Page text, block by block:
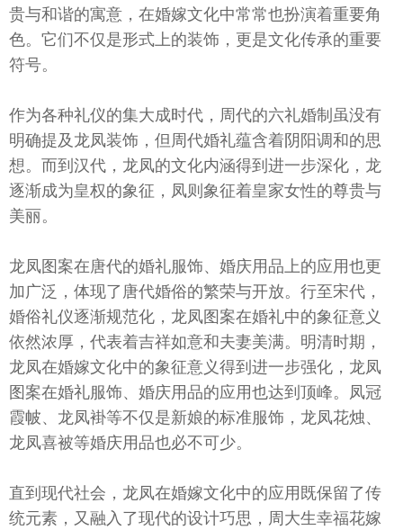
贵与和谐的寓意，在婚嫁文化中常常也扮演着重要角
色。它们不仅是形式上的装饰，更是文化传承的重要
符号。
作为各种礼仪的集大成时代，周代的六礼婚制虽没有
明确提及龙凤装饰，但周代婚礼蕴含着阴阳调和的思
想。而到汉代，龙凤的文化内涵得到进一步深化，龙
逐渐成为皇权的象征，凤则象征着皇家女性的尊贵与
美丽。
龙凤图案在唐代的婚礼服饰、婚庆用品上的应用也更
加广泛，体现了唐代婚俗的繁荣与开放。行至宋代，
婚俗礼仪逐渐规范化，龙凤图案在婚礼中的象征意义
依然浓厚，代表着吉祥如意和夫妻美满。明清时期，
龙凤在婚嫁文化中的象征意义得到进一步强化，龙凤
图案在婚礼服饰、婚庆用品的应用也达到顶峰。凤冠
霞帔、龙凤褂等不仅是新娘的标准服饰，龙凤花烛、
龙凤喜被等婚庆用品也必不可少。
直到现代社会，龙凤在婚嫁文化中的应用既保留了传
统元素，又融入了现代的设计巧思，周大生幸福花嫁